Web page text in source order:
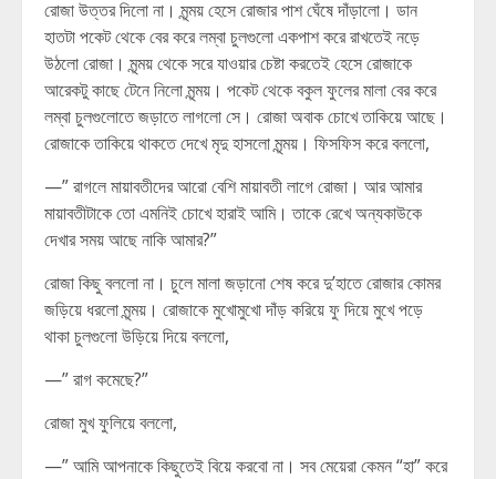
রোজা উত্তর দিলো না। মৃন্ময় হেসে রোজার পাশ ঘেঁষে দাঁড়ালো। ডান
হাতটা পকেট থেকে বের করে লম্বা চুলগুলো একপাশ করে রাখতেই নড়ে
উঠলো রোজা। মৃন্ময় থেকে সরে যাওয়ার চেষ্টা করতেই হেসে রোজাকে
আরেকটু কাছে টেনে নিলো মৃন্ময়। পকেট থেকে বকুল ফুলের মালা বের করে
লম্বা চুলগুলোতে জড়াতে লাগলো সে। রোজা অবাক চোখে তাকিয়ে আছে।
রোজাকে তাকিয়ে থাকতে দেখে মৃদু হাসলো মৃন্ময়। ফিসফিস করে বললো,
—” রাগলে মায়াবতীদের আরো বেশি মায়াবতী লাগে রোজা। আর আমার
মায়াবতীটাকে তো এমনিই চোখে হারাই আমি। তাকে রেখে অন্যকাউকে
দেখার সময় আছে নাকি আমার?”
রোজা কিছু বললো না। চুলে মালা জড়ানো শেষ করে দু’হাতে রোজার কোমর
জড়িয়ে ধরলো মৃন্ময়। রোজাকে মুখোমুখো দাঁড় করিয়ে ফু দিয়ে মুখে পড়ে
থাকা চুলগুলো উড়িয়ে দিয়ে বললো,
—” রাগ কমেছে?”
রোজা মুখ ফুলিয়ে বললো,
—” আমি আপনাকে কিছুতেই বিয়ে করবো না। সব মেয়েরা কেমন “হা” করে